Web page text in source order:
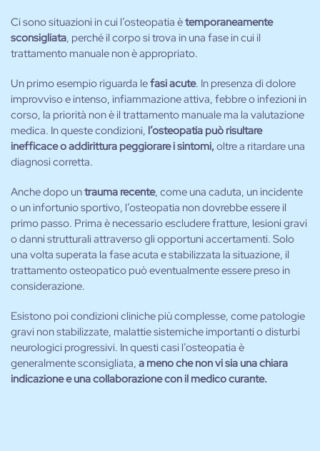
Ci sono situazioni in cui l’osteopatia ètemporaneamente
sconsigliata, perché il corpo si trova in una fase in cui il
trattamento manuale non è appropriato.
Un primo esempio riguarda lefasi acute. In presenza di dolore
improvviso e intenso, infiammazione attiva, febbre o infezioni in
corso, la priorità non è il trattamento manuale ma la valutazione
medica. In queste condizioni, l’osteopatia può risultare
inefficace o addirittura peggiorare i sintomi,oltre a ritardare una
diagnosi corretta.
Anche dopo untrauma recente, come una caduta, un incidente
o un infortunio sportivo, l’osteopatia non dovrebbe essere il
primo passo. Prima è necessario escludere fratture, lesioni gravi
o danni strutturali attraverso gli opportuni accertamenti. Solo
una volta superata la fase acuta e stabilizzata la situazione, il
trattamento osteopatico può eventualmente essere preso in
considerazione.
Esistono poi condizioni cliniche più complesse, come patologie
gravi non stabilizzate, malattie sistemiche importanti o disturbi
neurologici progressivi. In questi casi l’osteopatia è
generalmente sconsigliata, a meno che non vi sia una chiara
indicazione e una collaborazione con il medico curante.